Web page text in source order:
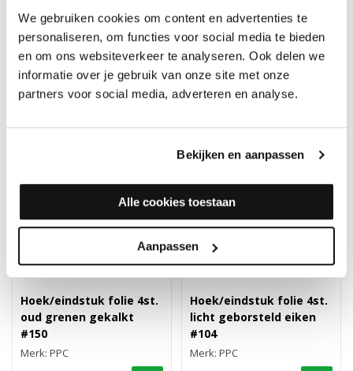
We gebruiken cookies om content en advertenties te
personaliseren, om functies voor social media te bieden
en om ons websiteverkeer te analyseren. Ook delen we
informatie over je gebruik van onze site met onze
partners voor social media, adverteren en analyse.
Bekijken en aanpassen
Alle cookies toestaan
Aanpassen
Merk: PPC
13,90
Merk: PPC
13,90
Hoek/eindstuk folie 4st.
oud grenen gekalkt
#150
Merk: PPC
Hoek/eindstuk folie 4st.
licht geborsteld eiken
#104
Merk: PPC